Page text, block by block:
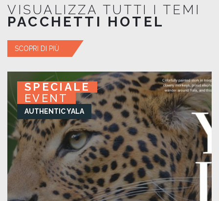
VISUALIZZA TUTTI I TEMI
PACCHETTI HOTEL
SCOPRI DI PIÙ
SPECIALE
EVENT
AUTHENTIC YALA
SPECIALE
EVENT
KURUWITA RETREAT
SPECIALE
EVENT
SPECIALE
EVENT